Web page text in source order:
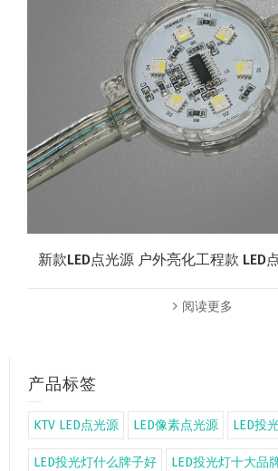
新款LED点光源 户外亮化工程款 LED
阅读更多
产品标签
KTV LED点光源 LED像素点光源 LED投
LED投光灯什么牌子好 LED投光灯十大品